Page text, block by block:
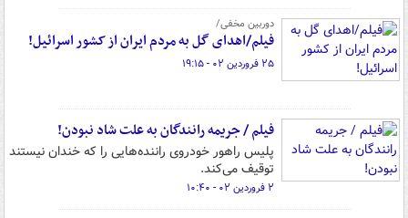
دوربین مخفی/
فیلم/اهدای گل به مردم ایران از کشور اسرائیل!
۲۵ فروردین ۰۲ - ۱۹:۱۵
فیلم / جریمه رانندگان به علت شاد نبودن!
پلیس راهور خودروی راننده‌هایی را که خندان نیستند
توقیف می‌کند.
۲ فروردین ۰۲ - ۱۰:۴۰